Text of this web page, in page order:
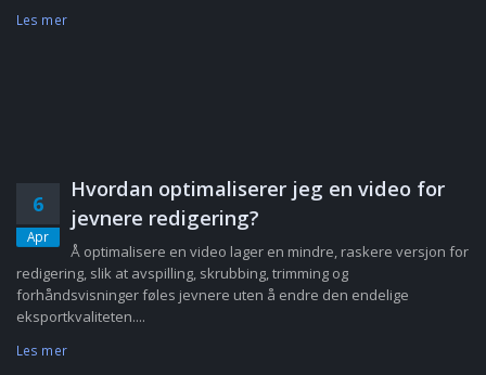
Les mer
6
Apr
Hvordan optimaliserer jeg en video for
jevnere redigering?
Å optimalisere en video lager en mindre, raskere versjon for
redigering, slik at avspilling, skrubbing, trimming og
forhåndsvisninger føles jevnere uten å endre den endelige
eksportkvaliteten....
Les mer